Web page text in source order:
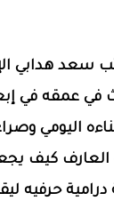
سعد هدابي
في عمقه في
اليومي
العارف كيف
حرفيه